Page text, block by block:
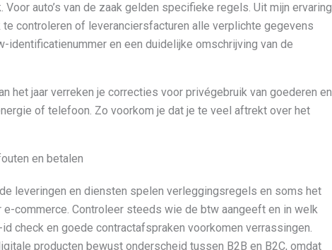
auto’s van de zaak gelden specifieke regels. Uit mijn ervaring
controleren of leveranciersfacturen alle verplichte gegevens
identificatienummer en een duidelijke omschrijving van de
het jaar verreken je correcties voor privégebruik van goederen en
of telefoon. Zo voorkom je dat je te veel aftrekt over het
en betalen
leveringen en diensten spelen verleggingsregels en soms het
commerce. Controleer steeds wie de btw aangeeft en in welk
check en goede contractafspraken voorkomen verrassingen.
producten bewust onderscheid tussen B2B en B2C, omdat